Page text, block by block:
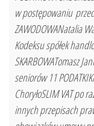
w postępowaniu
ZAWODOWANatalia
Kodeksu spółek
SKARBOWATomasz
seniorów 11
ChoryłoSLIM VAT po
innych przepisach